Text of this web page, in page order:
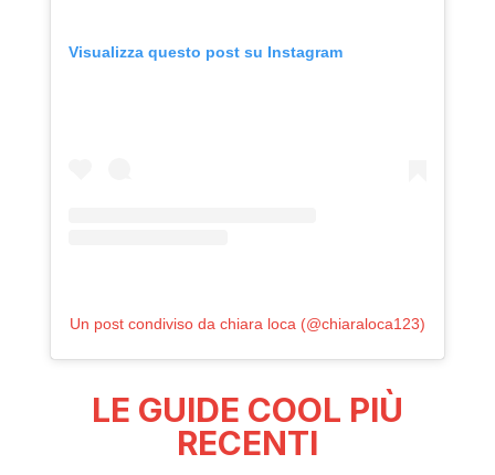
Visualizza questo post su Instagram
Un post condiviso da chiara loca (@chiaraloca123)
LE GUIDE COOL PIÙ
RECENTI